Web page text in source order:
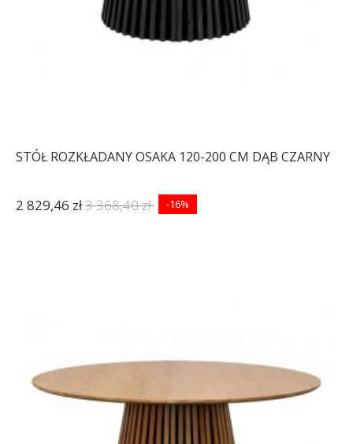
STÓŁ ROZKŁADANY OSAKA 120-200 CM DĄB CZARNY
2 829,46 zł3 368,40 zł -16%